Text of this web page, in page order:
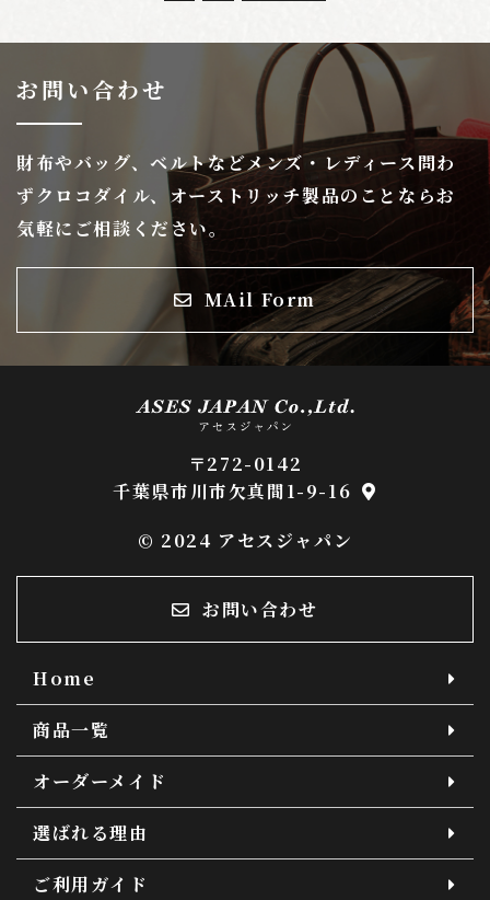
お問い合わせ
財布やバッグ、ベルトなどメンズ・レディース問わ
ずクロコダイル、オーストリッチ製品のことならお
気軽にご相談ください。
MAil Form
〒272-0142
千葉県市川市欠真間1-9-16
© 2024 アセスジャパン
お問い合わせ
Home
商品一覧
オーダーメイド
選ばれる理由
ご利用ガイド